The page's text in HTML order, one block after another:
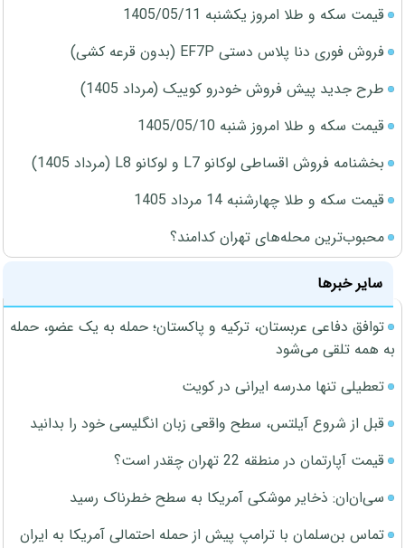
قیمت سکه و طلا امروز یکشنبه 1405/05/11
فروش فوری دنا پلاس دستی EF7P (بدون قرعه کشی)
طرح جدید پیش فروش خودرو کوییک (مرداد 1405)
قیمت سکه و طلا امروز شنبه 1405/05/10
بخشنامه فروش اقساطی لوکانو L7 و لوکانو L8 (مرداد 1405)
قیمت سکه و طلا چهارشنبه 14 مرداد 1405
محبوب‌ترین محله‌های تهران کدامند؟
سایر خبرها
توافق دفاعی عربستان، ترکیه و پاکستان؛ حمله به یک عضو، حمله
به همه تلقی می‌شود
تعطیلی تنها مدرسه ایرانی در کویت
قبل از شروع آیلتس، سطح واقعی زبان انگلیسی خود را بدانید
قیمت آپارتمان در منطقه 22 تهران چقدر است؟
سی‌ان‌ان: ذخایر موشکی آمریکا به سطح خطرناک رسید
تماس بن‌سلمان با ترامپ پیش از حمله احتمالی آمریکا به ایران